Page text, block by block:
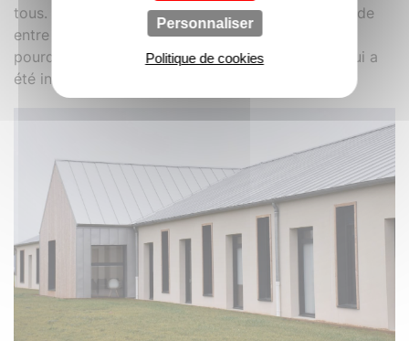
tous. En effet, toute la journée, beaucoup de monde
entre et sorte du bâtiment par cet accès. C’est
pourquoi, c’est une porte Tertiaire Grand Trafic qui a
été installée.
Personnaliser
Politique de cookies